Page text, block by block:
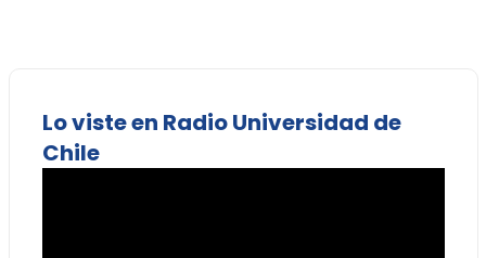
Lo viste en Radio Universidad de
Chile